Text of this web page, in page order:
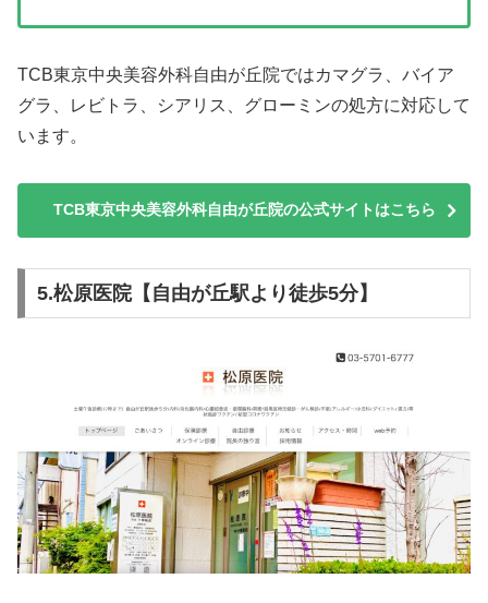
TCB東京中央美容外科自由が丘院ではカマグラ、バイア
グラ、レビトラ、シアリス、グローミンの処方に対応して
います。
TCB東京中央美容外科自由が丘院の公式サイトはこちら
5.松原医院【自由が丘駅より徒歩5分】